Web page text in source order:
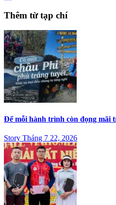
Thêm từ tạp chí
Để mỗi hành trình còn đọng mãi
Story Tháng 7 22, 2026